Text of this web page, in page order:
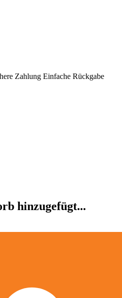
Zahlung Einfache Rückgabe
hinzugefügt...